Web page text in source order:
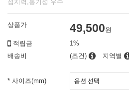
접지력,통기성 우수
상품가 49,500원
적립금
1%
배송비
(조건) 지역별
* 사이즈(mm)